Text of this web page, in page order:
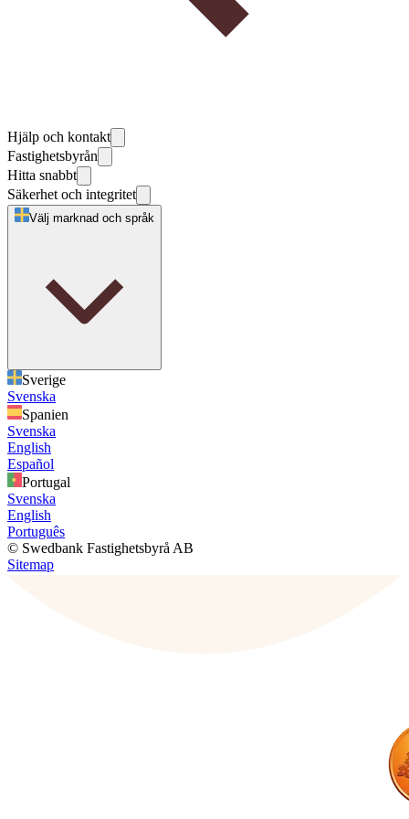
Hjälp och kontakt
Fastighetsbyrån
Hitta snabbt
Säkerhet och integritet
Välj marknad och språk
Sverige
Svenska
Spanien
Svenska
English
Español
Portugal
Svenska
English
Português
© Swedbank Fastighetsbyrå AB
Sitemap